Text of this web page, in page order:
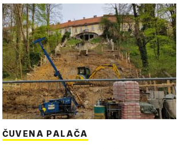
ČUVENA PALAČA